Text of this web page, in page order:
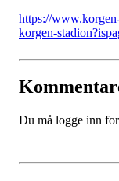
https://
korgen-
Du må logge inn